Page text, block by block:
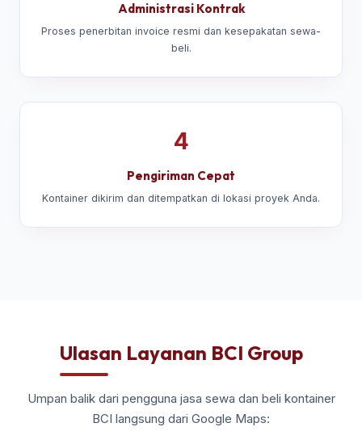
Administrasi Kontrak
Proses penerbitan invoice resmi dan kesepakatan sewa-
beli.
4
Pengiriman Cepat
Kontainer dikirim dan ditempatkan di lokasi proyek Anda.
Ulasan Layanan BCI Group
Umpan balik dari pengguna jasa sewa dan beli kontainer
BCI langsung dari Google Maps: